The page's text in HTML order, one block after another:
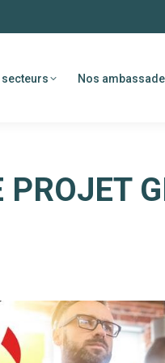
secteurs Nos
PROJET